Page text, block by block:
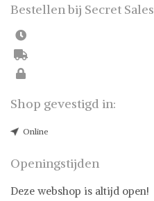
Bestellen bij Secret Sales
Shop gevestigd in:
Online
Openingstijden
Deze webshop is altijd open!